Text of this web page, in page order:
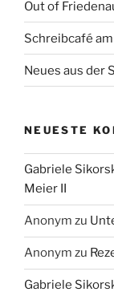
Out of
Schreibcafé
Neues aus der
NEUESTE
Gabriele
Meier II
Anonym zu
Anonym zu
Gabriele